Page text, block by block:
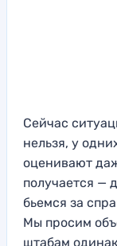
Сейчас
нельзя, у
оценивают
получается —
бьемся за
Мы просим
штабам